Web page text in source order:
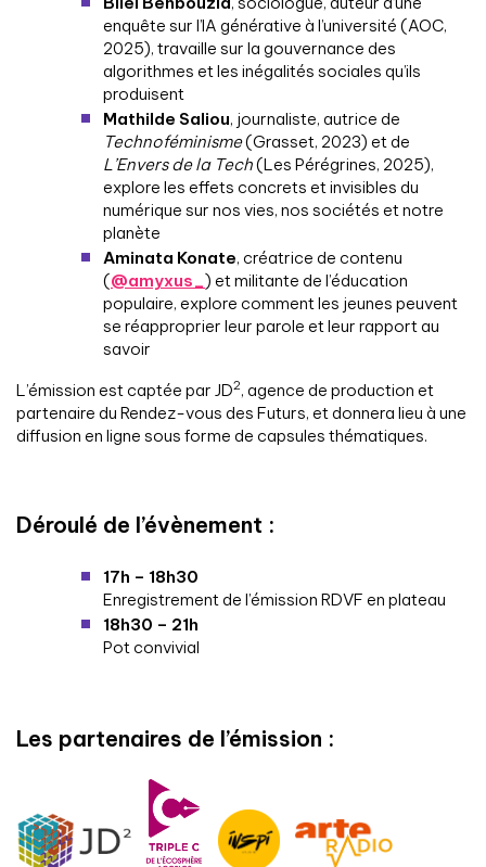
enquête sur l’IA générative à l’université (AOC,
2025), travaille sur la gouvernance des
algorithmes et les inégalités sociales qu’ils
produisent
Mathilde Saliou, journaliste, autrice de
Technoféminisme(Grasset, 2023) et de
L’Envers de la Tech(Les Pérégrines, 2025),
explore les effets concrets et invisibles du
numérique sur nos vies, nos sociétés et notre
planète
Aminata Konate, créatrice de contenu
(@amyxus_ ) et militante de l’éducation
populaire, explore comment les jeunes peuvent
se réapproprier leur parole et leur rapport au
savoir
L’émission est captée par JD2, agence de production et
partenaire du Rendez-vous des Futurs, et donnera lieu à une
diffusion en ligne sous forme de capsules thématiques.
Déroulé de l’évènement :
17h – 18h30
Enregistrement de l’émission RDVF en plateau
18h30 – 21h
Pot convivial
Les partenaires de l’émission :